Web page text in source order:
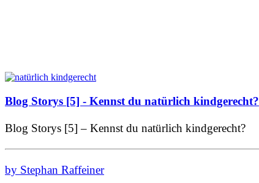
Blog Storys [5] - Kennst du natürlich kindgerecht?
Blog Storys [5] – Kennst du natürlich kindgerecht?
by Stephan Raffeiner